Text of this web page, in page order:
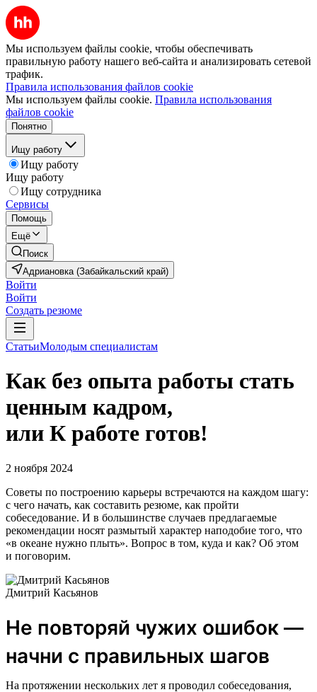
Мы используем файлы cookie, чтобы обеспечивать
правильную работу нашего веб-сайта и анализировать сетевой
трафик.
Правила использования файлов cookie
Мы используем файлы cookie. Правила использования
файлов cookie
Понятно
Ищу работу
Ищу работу
Ищу работу
Ищу сотрудника
Сервисы
Помощь
Ещё
Поиск
Адриановка (Забайкальский край)
Войти
Войти
Создать резюме
СтатьиМолодым специалистам
Как без опыта работы стать
ценным кадром,
или К работе готов!
2 ноября 2024
Советы по построению карьеры встречаются на каждом шагу:
с чего начать, как составить резюме, как пройти
собеседование. И в большинстве случаев предлагаемые
рекомендации носят размытый характер наподобие того, что
«в океане нужно плыть». Вопрос в том, куда и как? Об этом
и поговорим.
Дмитрий Касьянов
Не повторяй чужих ошибок —
начни с правильных шагов
На протяжении нескольких лет я проводил собеседования,